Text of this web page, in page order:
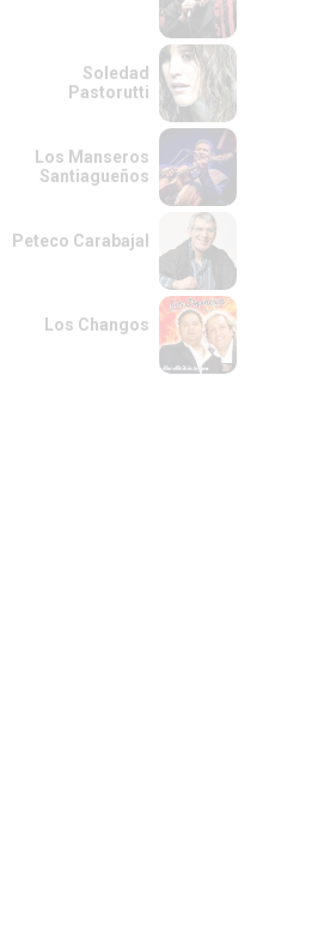
Soledad
Pastorutti
Los Manseros
Santiagueños
Peteco Carabajal
Los Changos